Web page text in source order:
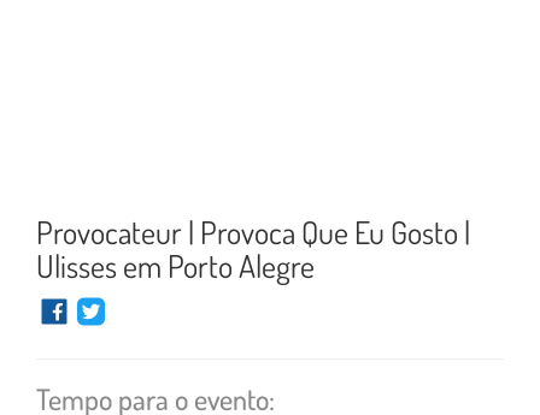
Provocateur | Provoca Que Eu Gosto |
Ulisses em Porto Alegre
Tempo para o evento: